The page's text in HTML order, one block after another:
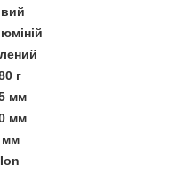
г
мм
мм
мм